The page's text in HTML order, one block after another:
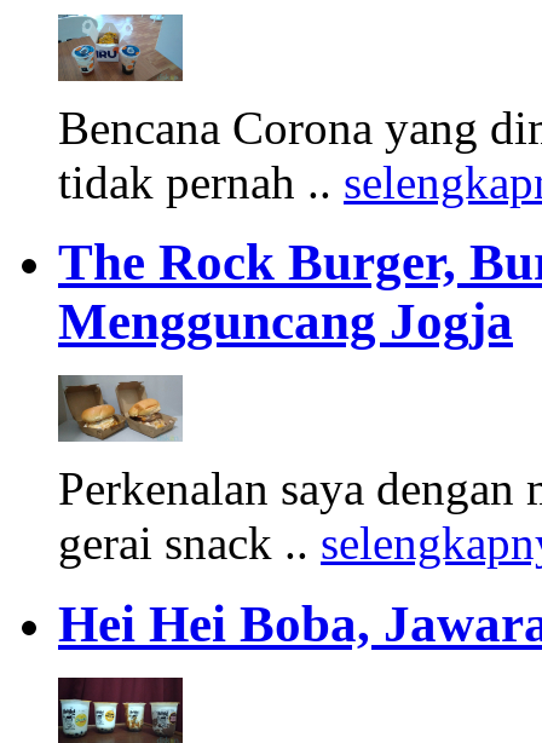
Bencana Corona yang
tidak pernah ..
The Rock Burger,
Mengguncang Jogja
Perkenalan saya
gerai snack ..
Hei Hei Boba,